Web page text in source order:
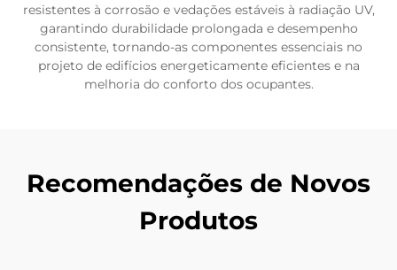
resistentes à corrosão e vedações estáveis à radiação UV,
garantindo durabilidade prolongada e desempenho
consistente, tornando-as componentes essenciais no
projeto de edifícios energeticamente eficientes e na
melhoria do conforto dos ocupantes.
Recomendações de Novos
Produtos